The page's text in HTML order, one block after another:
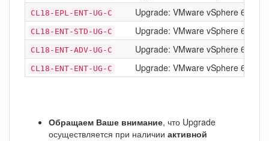
CL18-EPL-ENT-UG-C Upgrade: VMware vSphere 6
CL18-ENT-STD-UG-C Upgrade: VMware vSphere 6
CL18-ENT-ADV-UG-C Upgrade: VMware vSphere 6
CL18-ENT-ENT-UG-C Upgrade: VMware vSphere 6
Обращаем Ваше внимание, что Upgrade
осуществляется при наличии активной